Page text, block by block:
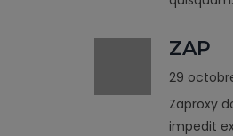
ZAP
29
Zaproxy
impedit